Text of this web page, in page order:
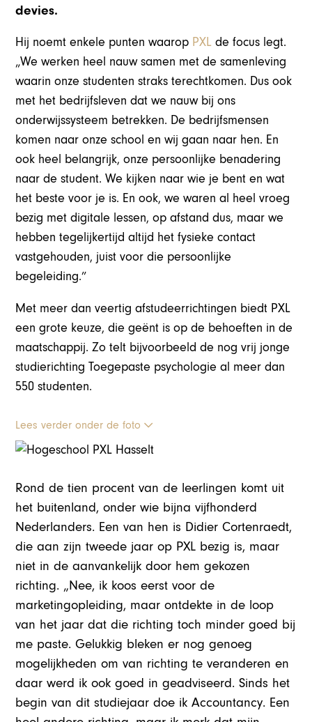
devies.
Hij noemt enkele punten waarop PXL de focus legt.
„We werken heel nauw samen met de samenleving
waarin onze studenten straks terechtkomen. Dus ook
met het bedrijfsleven dat we nauw bij ons
onderwijssysteem betrekken. De bedrijfsmensen
komen naar onze school en wij gaan naar hen. En
ook heel belangrijk, onze persoonlijke benadering
naar de student. We kijken naar wie je bent en wat
het beste voor je is. En ook, we waren al heel vroeg
bezig met digitale lessen, op afstand dus, maar we
hebben tegelijkertijd altijd het fysieke contact
vastgehouden, juist voor die persoonlijke
begeleiding.”
Met meer dan veertig afstudeerrichtingen biedt PXL
een grote keuze, die geënt is op de behoeften in de
maatschappij. Zo telt bijvoorbeeld de nog vrij jonge
studierichting Toegepaste psychologie al meer dan
550 studenten.
Lees verder onder de foto
Rond de tien procent van de leerlingen komt uit
het buitenland, onder wie bijna vijfhonderd
Nederlanders. Een van hen is Didier Cortenraedt,
die aan zijn tweede jaar op PXL bezig is, maar
niet in de aanvankelijk door hem gekozen
richting. „Nee, ik koos eerst voor de
marketingopleiding, maar ontdekte in de loop
van het jaar dat die richting toch minder goed bij
me paste. Gelukkig bleken er nog genoeg
mogelijkheden om van richting te veranderen en
daar werd ik ook goed in geadviseerd. Sinds het
begin van dit studiejaar doe ik Accountancy. Een